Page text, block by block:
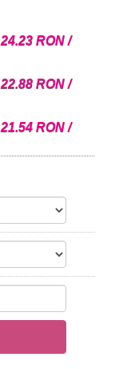
24.23 RON /
22.88 RON /
21.54 RON /